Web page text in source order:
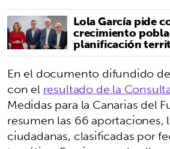
Lola García pide
crecimiento
planificación
En el documento difundido
con elresultado de la
Medidas para la Canarias del
resumen las 66 aportaciones,
ciudadanas, clasificadas por